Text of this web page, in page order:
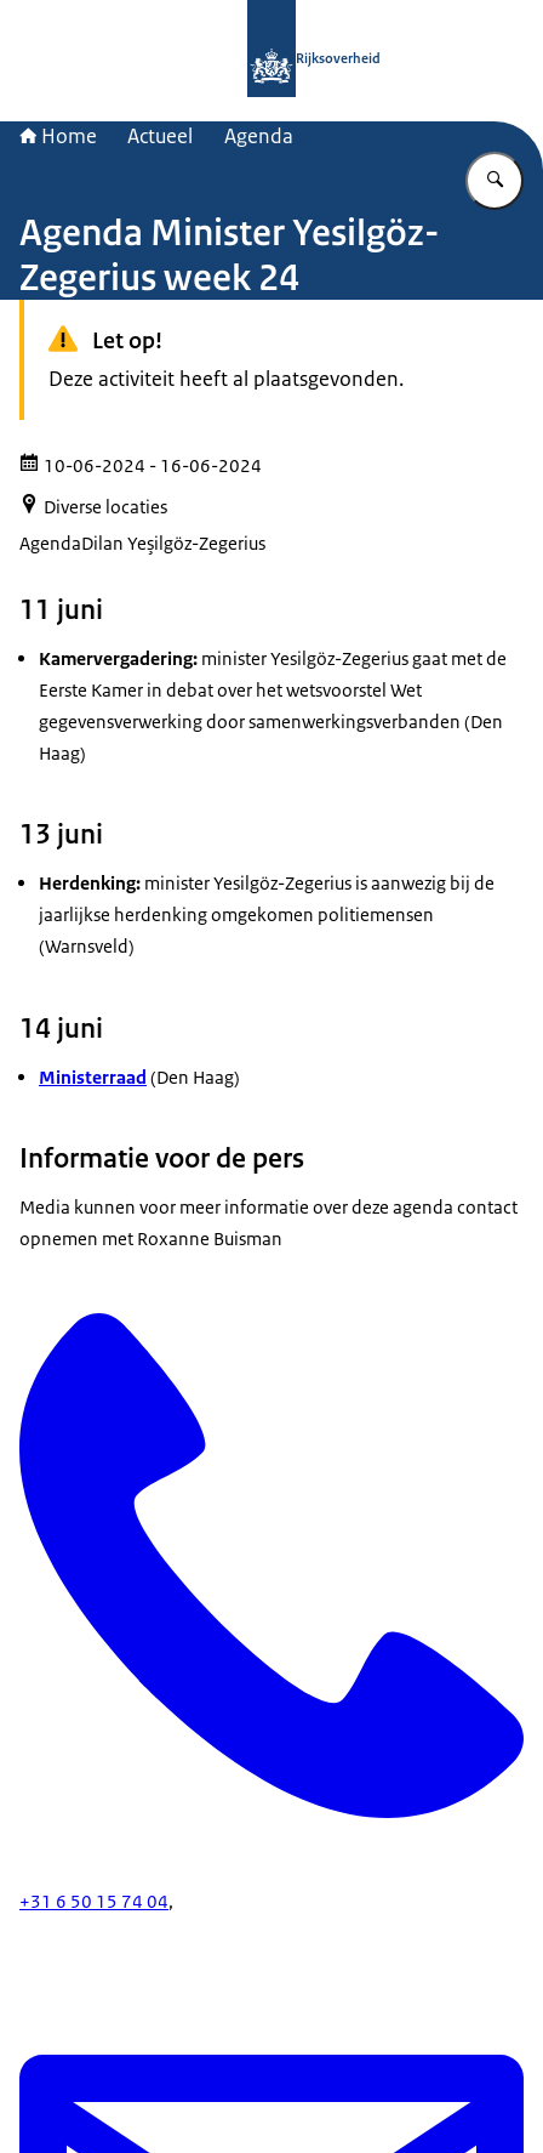
Rijksoverheid
Home Actueel Agenda
Agenda Minister Yesilgöz-
Zegerius week 24
Let op!
Deze activiteit heeft al plaatsgevonden.
10-06-2024 - 16-06-2024
Diverse locaties
AgendaDilan Yeşilgöz-Zegerius
11 juni
Kamervergadering: ministerYesilgöz-Zegerius gaat met de
Eerste Kamer in debat over het wetsvoorstel Wet
gegevensverwerking door samenwerkingsverbanden (Den
Haag)
13 juni
Herdenking: ministerYesilgöz-Zegerius is aanwezig bij de
jaarlijkse herdenking omgekomen politiemensen
(Warnsveld)
14 juni
Ministerraad (Den Haag)
Informatie voor de pers
Media kunnen voor meer informatie over deze agenda contact
opnemen met Roxanne Buisman
+31 6 50 15 74 04,